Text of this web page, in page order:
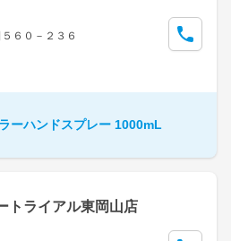
６０－２３６
ーハンドスプレー 1000mL
トライアル東岡山店